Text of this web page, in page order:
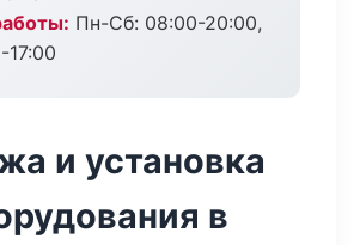
Пн-Сб: 08:00-20:00,
17:00
и установка
в